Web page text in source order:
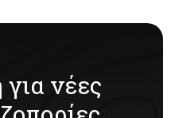
νέες